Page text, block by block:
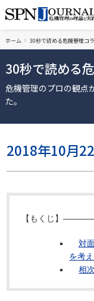
ホーム 30秒で読める危機管理コ
30秒で読める
危機管理のプロの観点
た。
2018年10月
【もくじ】
対
を考
相